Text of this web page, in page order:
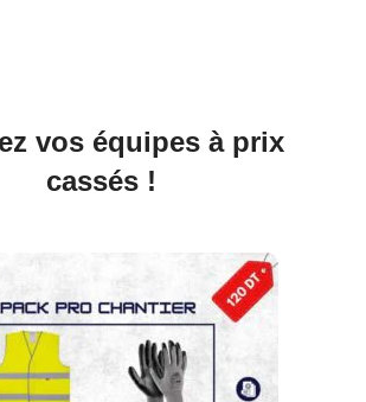
vos équipes à prix
cassés !